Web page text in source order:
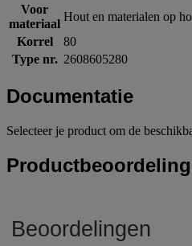
Voor
materiaal
Hout en materialen op
Korrel
80
Type nr. 2608605280
Documentatie
Selecteer je product om de